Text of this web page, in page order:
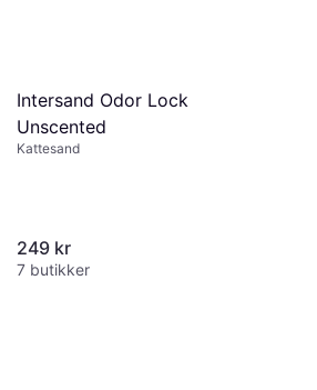
Intersand Odor Lock
Unscented
Kattesand
249 kr
7 butikker